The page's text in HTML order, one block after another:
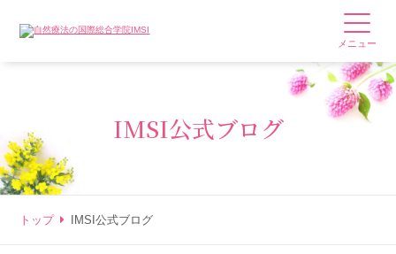
メニュー
IMSI公式ブログ
トップ IMSI公式ブログ